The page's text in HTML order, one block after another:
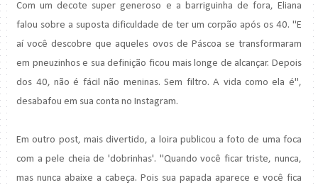
Com um decote super generoso e a barriguinha de fora, Eliana
falou sobre a suposta dificuldade de ter um corpão após os 40. "E
aí você descobre que aqueles ovos de Páscoa se transformaram
em pneuzinhos e sua definição ficou mais longe de alcançar. Depois
dos 40, não é fácil não meninas. Sem filtro. A vida como ela é",
desabafou em sua conta no Instagram.
Em outro post, mais divertido, a loira publicou a foto de uma foca
com a pele cheia de 'dobrinhas'. "Quando você ficar triste, nunca,
mas nunca abaixe a cabeça. Pois sua papada aparece e você fica